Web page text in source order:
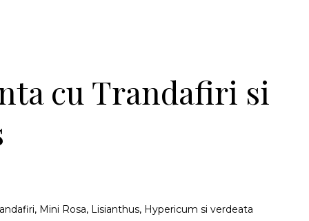
cu Trandafiri si
Mini Rosa, Lisianthus, Hypericum si verdeata